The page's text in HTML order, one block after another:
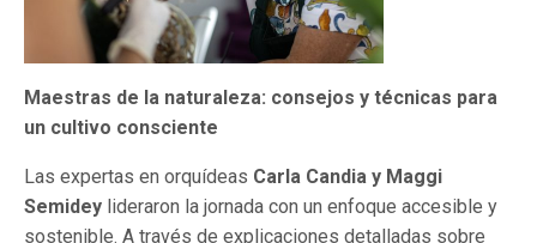
Maestras de la naturaleza: consejos y técnicas para
un cultivo consciente
Las expertas en orquídeas Carla Candia y Maggi
Semidey lideraron la jornada con un enfoque accesible y
sostenible. A través de explicaciones detalladas sobre